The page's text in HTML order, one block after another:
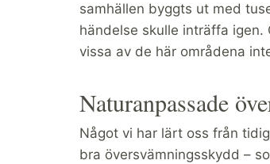
samhällen byggts ut med
händelse skulle inträffa
vissa av de här områdena
Naturanpassade
Något vi har lärt oss från
bra översvämningsskydd –